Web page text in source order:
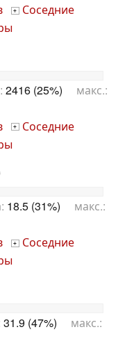
+ Соседние
2416 (25%) макс.:
+ Соседние
18.5 (31%) макс.:
+ Соседние
31.9 (47%) макс.: